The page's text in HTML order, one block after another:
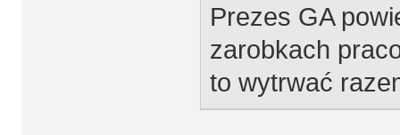
Prezes GA
zarobkach
to wytrwać